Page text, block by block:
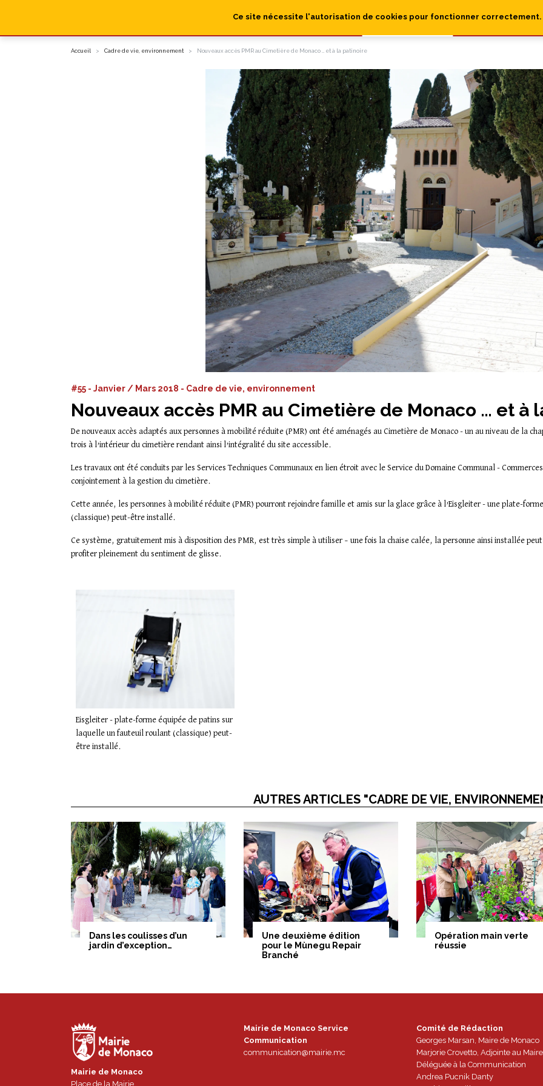
Accueil Cadre de vie, environnement Nouveaux accès PMR au Cimetière de Monaco … et à la patinoire
#55 - Janvier / Mars 2018 - Cadre de vie, environnement
Nouveaux accès PMR au Cimetière de Monaco … et à
De nouveaux accès adaptés aux personnes à mobilité réduite (PMR) ont été aménagés au Cimetière de Monaco - un au niveau de la
trois à l’intérieur du cimetière rendant ainsi l’intégralité du site accessible.
Les travaux ont été conduits par les Services Techniques Communaux en lien étroit avec le Service du Domaine Communal -
conjointement à la gestion du cimetière.
Cette année, les personnes à mobilité réduite (PMR) pourront rejoindre famille et amis sur la glace grâce à l’Eisgleiter - une plate-
(classique) peut-être installé.
Ce système, gratuitement mis à disposition des PMR, est très simple à utiliser – une fois la chaise calée, la personne ainsi installée
profiter pleinement du sentiment de glisse.
Eisgleiter - plate-forme équipée de patins sur
laquelle un fauteuil roulant (classique) peut-
être installé.
AUTRES ARTICLES "CADRE DE VIE,
Dans les coulisses d’un
jardin d’exception…
Une deuxième édition
pour le Mùnegu Repair
Branché
Opération main verte
réussie
Mairie de Monaco
Place de la Mairie
Mairie de Monaco Service
Communication
communication@mairie.mc
Comité de Rédaction
Georges Marsan, Maire de Monaco
Marjorie Crovetto, Adjointe au
Déléguée à la Communication
Andrea Pucnik Danty
Ce site nécessite l'autorisation de cookies pour fonctionner correctement.